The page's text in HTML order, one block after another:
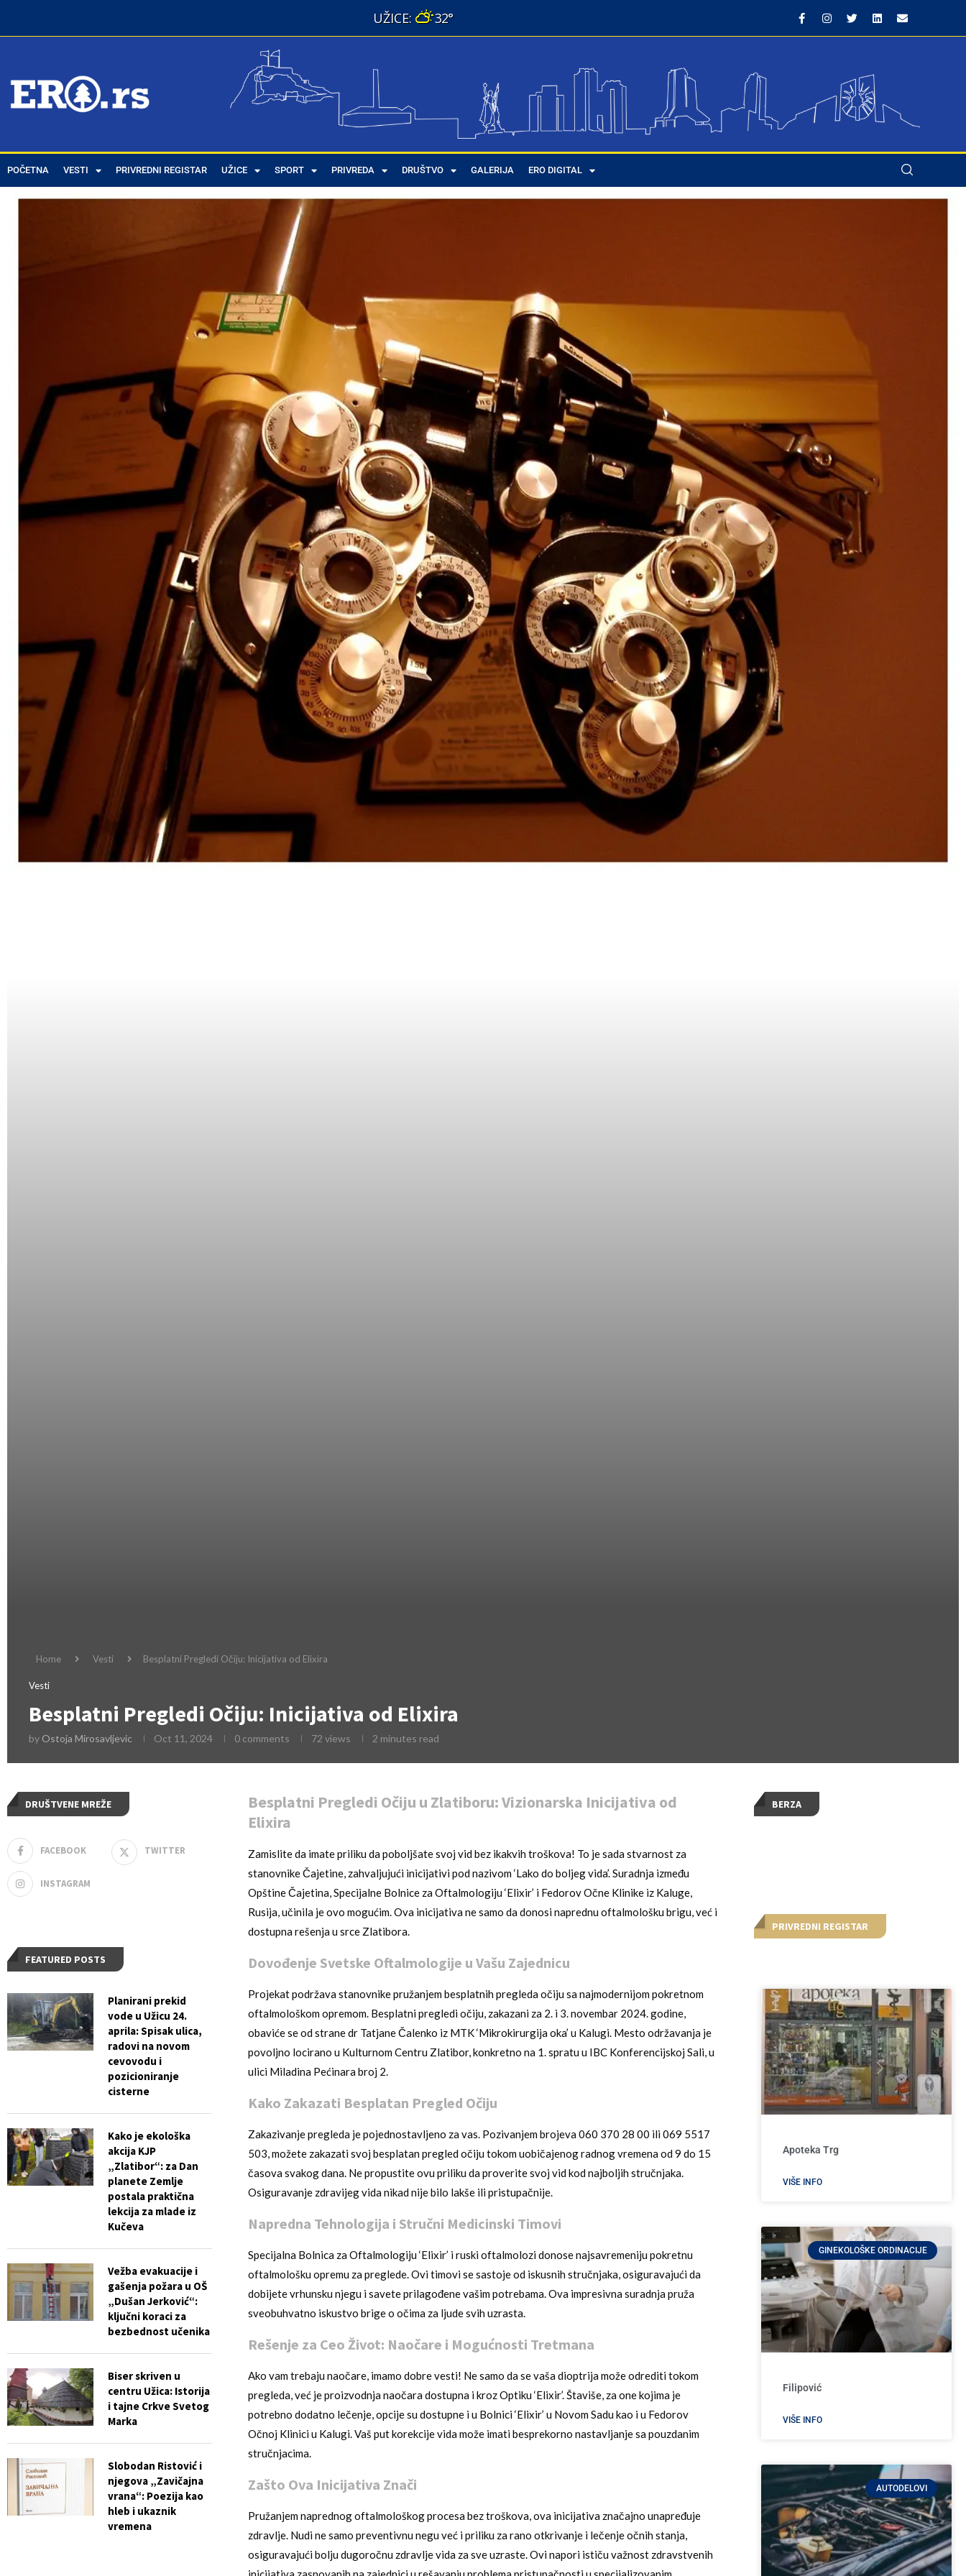
32°
POČETNA VESTI PRIVREDNI REGISTAR UŽICE SPORT PRIVREDA DRUŠTVO GALERIJA ERO DIGITAL
Home Vesti Besplatni Pregledi Očiju: Inicijativa od Elixira
Vesti
Besplatni Pregledi Očiju: Inicijativa od Elixira
by Ostoja Mirosavljevic Oct 11, 2024 0 comments 72 views 2 minutes read
Besplatni Pregledi Očiju u Zlatiboru: Vizionarska Inicijativa od
Elixira
Zamislite da imate priliku da poboljšate svoj vid bez ikakvih troškova! To je sada stvarnost za
stanovnike Čajetine, zahvaljujući inicijativi pod nazivom ‘Lako do boljeg vida’. Suradnja između
Opštine Čajetina, Specijalne Bolnice za Oftalmologiju ‘Elixir’ i Fedorov Očne Klinike iz Kaluge,
Rusija, učinila je ovo mogućim. Ova inicijativa ne samo da donosi naprednu oftalmološku brigu, već i
dostupna rešenja u srce Zlatibora.
Dovođenje Svetske Oftalmologije u Vašu Zajednicu
Projekat podržava stanovnike pružanjem besplatnih pregleda očiju sa najmodernijom pokretnom
oftalmološkom opremom. Besplatni pregledi očiju, zakazani za 2. i 3. novembar 2024. godine,
obaviće se od strane dr Tatjane Čalenko iz MTK ‘Mikrokirurgija oka’ u Kalugi. Mesto održavanja je
povoljno locirano u Kulturnom Centru Zlatibor, konkretno na 1. spratu u IBC Konferencijskoj Sali, u
ulici Miladina Pećinara broj 2.
Kako Zakazati Besplatan Pregled Očiju
Zakazivanje pregleda je pojednostavljeno za vas. Pozivanjem brojeva 060 370 28 00 ili 069 5517
503, možete zakazati svoj besplatan pregled očiju tokom uobičajenog radnog vremena od 9 do 15
časova svakog dana. Ne propustite ovu priliku da proverite svoj vid kod najboljih stručnjaka.
Osiguravanje zdravijeg vida nikad nije bilo lakše ili pristupačnije.
Napredna Tehnologija i Stručni Medicinski Timovi
Specijalna Bolnica za Oftalmologiju ‘Elixir’ i ruski oftalmolozi donose najsavremeniju pokretnu
oftalmološku opremu za preglede. Ovi timovi se sastoje od iskusnih stručnjaka, osiguravajući da
dobijete vrhunsku njegu i savete prilagođene vašim potrebama. Ova impresivna suradnja pruža
sveobuhvatno iskustvo brige o očima za ljude svih uzrasta.
Rešenje za Ceo Život: Naočare i Mogućnosti Tretmana
Ako vam trebaju naočare, imamo dobre vesti! Ne samo da se vaša dioptrija može odrediti tokom
pregleda, već je proizvodnja naočara dostupna i kroz Optiku ‘Elixir’. Štaviše, za one kojima je
potrebno dodatno lečenje, opcije su dostupne i u Bolnici ‘Elixir’ u Novom Sadu kao i u Fedorov
Očnoj Klinici u Kalugi. Vaš put korekcije vida može imati besprekorno nastavljanje sa pouzdanim
stručnjacima.
Zašto Ova Inicijativa Znači
Pružanjem naprednog oftalmološkog procesa bez troškova, ova inicijativa značajno unapređuje
zdravlje. Nudi ne samo preventivnu negu već i priliku za rano otkrivanje i lečenje očnih stanja,
osiguravajući bolju dugoročnu zdravlje vida za sve uzraste. Ovi napori ističu važnost zdravstvenih
BERZA
PRIVREDNI REGISTAR
Apoteka Trg
VIŠE INFO
GINEKOLOŠKE ORDINACIJE
Filipović
VIŠE INFO
AUTODELOVI
DRUŠTVENE MREŽE
FACEBOOK TWITTER
INSTAGRAM
FEATURED POSTS
Planirani prekid
vode u Užicu 24.
aprila: Spisak ulica,
radovi na novom
cevovodu i
pozicioniranje
cisterne
Kako je ekološka
akcija KJP
„Zlatibor“: za Dan
planete Zemlje
postala praktična
lekcija za mlade iz
Kučeva
Vežba evakuacije i
gašenja požara u OŠ
„Dušan Jerković“:
ključni koraci za
bezbednost učenika
Biser skriven u
centru Užica: Istorija
i tajne Crkve Svetog
Marka
Slobodan Ristović i
njegova „Zavičajna
vrana“: Poezija kao
hleb i ukaznik
vremena